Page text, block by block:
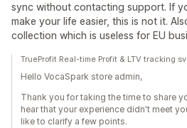
sync without contacting support. If
make your life easier, this is not it.
collection which is useless for EU
TrueProfit Real-time Profit & LTV tracking
Hello VocaSpark store admin,
Thank you for taking the time to share
hear that your experience didn't meet
like to clarify a few points.